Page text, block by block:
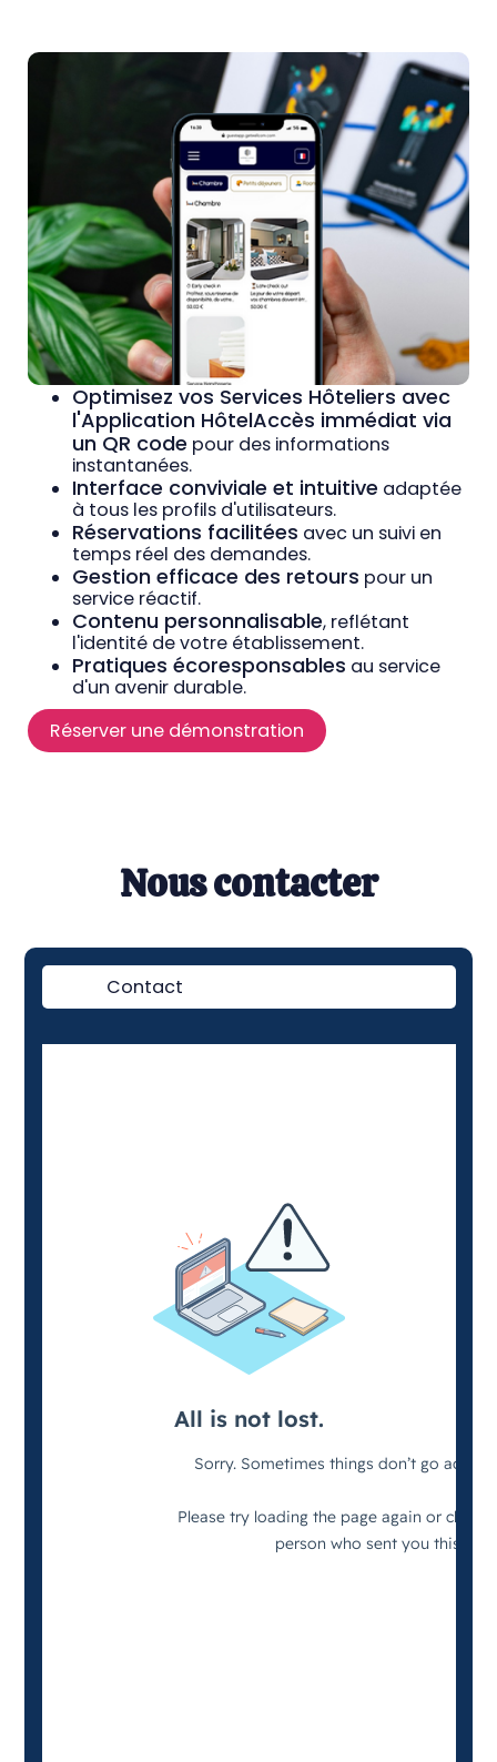
Optimisez vos Services Hôteliers avec
l'Application HôtelAccès immédiat via
un QR code pour des informations
instantanées.
Interface conviviale et intuitive adaptée
à tous les profils d'utilisateurs.
Réservations facilitées avec un suivi en
temps réel des demandes.
Gestion efficace des retours pour un
service réactif.
Contenu personnalisable, reflétant
l'identité de votre établissement.
Pratiques écoresponsables au service
d'un avenir durable.
Réserver une démonstration
Nous contacter
Contact